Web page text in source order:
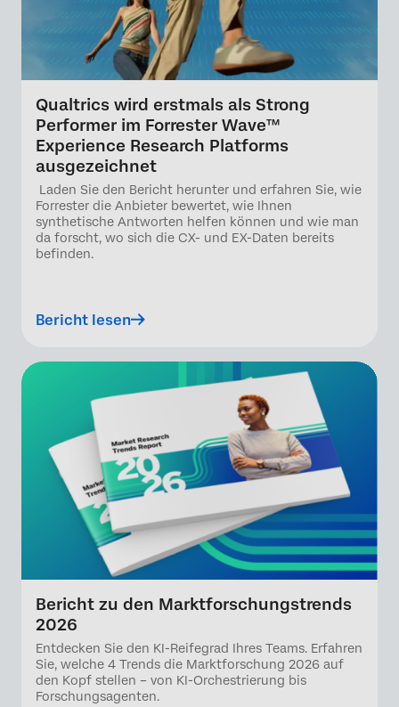
Qualtrics wird erstmals als Strong
Performer im Forrester Wave™
Experience Research Platforms
ausgezeichnet
Laden Sie den Bericht herunter und erfahren Sie, wie
Forrester die Anbieter bewertet, wie Ihnen
synthetische Antworten helfen können und wie man
da forscht, wo sich die CX- und EX-Daten bereits
befinden.
Bericht lesen
Bericht zu den Marktforschungstrends
2026
Entdecken Sie den KI-Reifegrad Ihres Teams. Erfahren
Sie, welche 4 Trends die Marktforschung 2026 auf
den Kopf stellen – von KI-Orchestrierung bis
Forschungsagenten.